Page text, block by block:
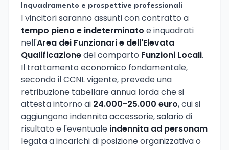
Inquadramento e prospettive professionali
I vincitori saranno assunti con contratto a
tempo pieno e indeterminato e inquadrati
nell'Area dei Funzionari e dell'Elevata
Qualificazionedel comparto Funzioni Locali.
Il trattamento economico fondamentale,
secondo il CCNL vigente, prevede una
retribuzione tabellare annua lorda che si
attesta intorno ai 24.000-25.000 euro, cui si
aggiungono indennita accessorie, salario di
risultato e l'eventuale indennita ad personam
legata a incarichi di posizione organizzativa o